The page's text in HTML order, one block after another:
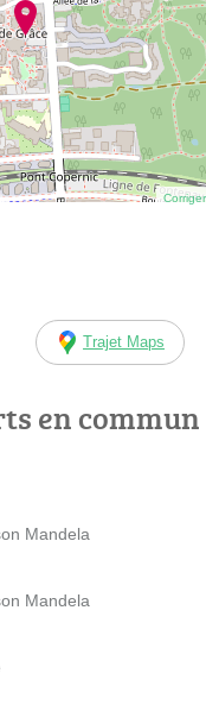
Trajet Maps
en commun
Mandela
Mandela